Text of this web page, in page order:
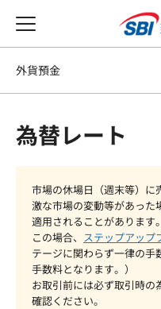
為替レート
市場の休場日（週末等）に
激な市場の変動等があった
適用されることがあります。
この場合、 ステップアップ
テージに関わらず一律の手
手数料となります。）
お取引前には必ず取引時
確認ください。
外貨預金